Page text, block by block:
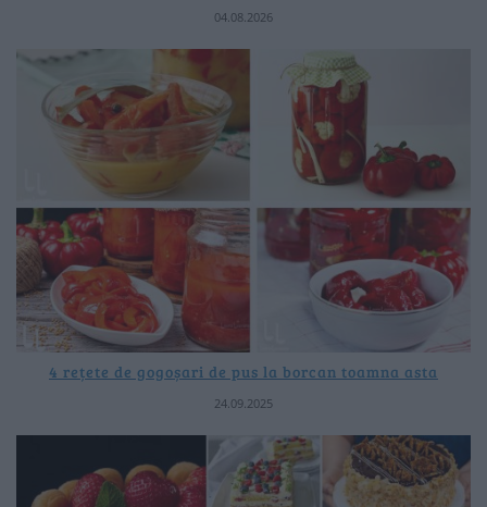
04.08.2026
4 rețete de gogoșari de pus la borcan toamna asta
24.09.2025